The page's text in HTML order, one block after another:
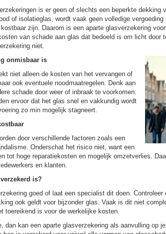
is er geen of slechts een beperkte dekking
of isolatieglas, wordt vaak geen volledige
zijn. Daarom is een aparte glasverzekering
van schade aan glas dat bedoeld is om licht door
niet.
onmisbaar is
niet alleen de kosten van het vervangen of
ook eventuele noodmaatregelen. Denk aan
schade door weer of inbraak te voorkomen.
ervoor dat het glas snel en vakkundig wordt
zo min mogelijk stagneert.
door verschillende factoren zoals een
Onderschat het risico niet, want een
tot hoge reparatiekosten en mogelijk omzetverlies.
en klanten.
is?
goed of laat een specialist dit doen. Controleer
ook geldt voor bijzonder glas. Vaak is dit niet
toereikend is voor de werkelijke kosten.
dan kan een aparte glasverzekering als aanvulling op